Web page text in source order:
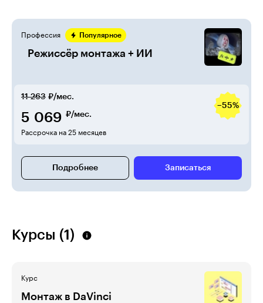
Профессия Популярное
Режиссёр монтажа + ИИ
11 263 ₽/мес.
−55%
5 069 ₽/мес.
Рассрочка на 25 месяцев
Подробнее Записаться
Курсы (1)
Курс
Монтаж в DaVinci